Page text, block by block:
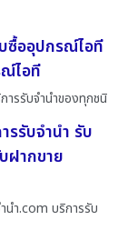
ซื้ออุปกรณ์ไอที
ไอที
ารรับจำนำของทุกชนิ
รับจำนำ รับ
ฝากขาย
นํา.com บริการรับ